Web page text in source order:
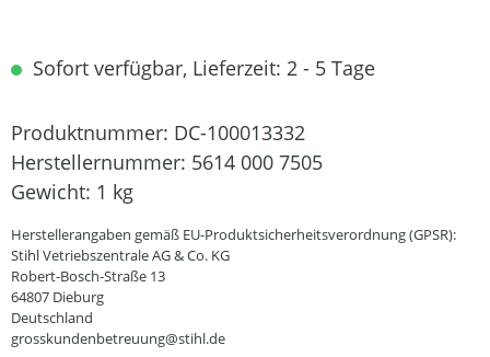
Sofort verfügbar, Lieferzeit: 2 - 5 Tage
Produktnummer: DC-100013332
Herstellernummer: 5614 000 7505
Gewicht: 1 kg
Herstellerangaben gemäß EU-Produktsicherheitsverordnung (GPSR):
Stihl Vetriebszentrale AG & Co. KG
Robert-Bosch-Straße 13
64807 Dieburg
Deutschland
grosskundenbetreuung@stihl.de